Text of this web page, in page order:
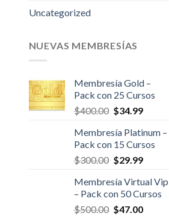
Uncategorized
NUEVAS MEMBRESÍAS
Membresía Gold –
Pack con 25 Cursos
$400.00 El
original
era:
$400.00.
$34.99El
actual
es:
$34.99.
Membresía Platinum –
Pack con 15 Cursos
$300.00 El
original
era:
$300.00.
$29.99El
actual
es:
$29.99.
Membresía Virtual Vip
– Pack con 50 Cursos
$500.00 El
$47.00El